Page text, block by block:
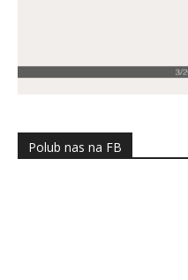
Polub nas na FB